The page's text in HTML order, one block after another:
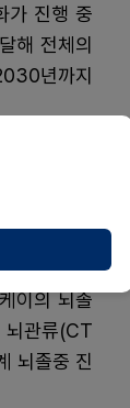
가 진행 중
해 전체의
년까지
도 고령
려지고 있
폭증하
망된다.
이의 뇌졸
뇌관류(CT
뇌졸중 진